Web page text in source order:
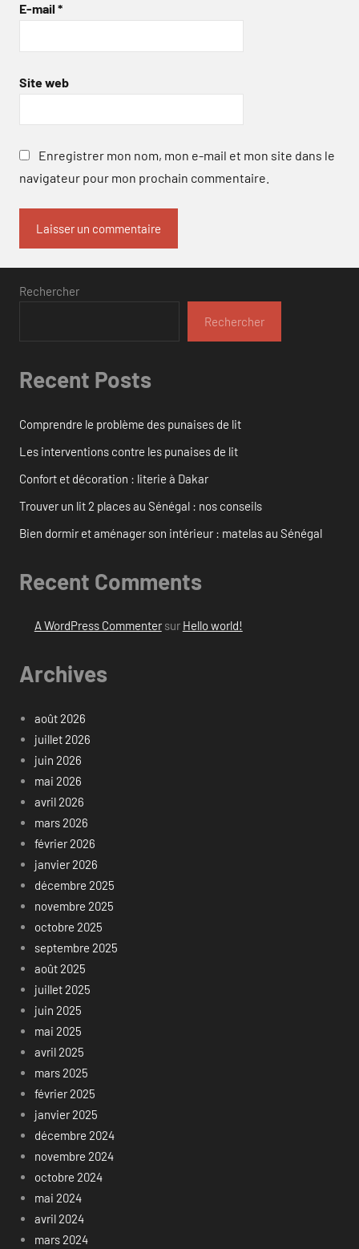
E-mail *
Site web
Enregistrer mon nom, mon e-mail et mon site dans le
navigateur pour mon prochain commentaire.
Rechercher
Rechercher
Recent Posts
Comprendre le problème des punaises de lit
Les interventions contre les punaises de lit
Confort et décoration : literie à Dakar
Trouver un lit 2 places au Sénégal : nos conseils
Bien dormir et aménager son intérieur : matelas au Sénégal
Recent Comments
A WordPress Commentersur Hello world!
Archives
août 2026
juillet 2026
juin 2026
mai 2026
avril 2026
mars 2026
février 2026
janvier 2026
décembre 2025
novembre 2025
octobre 2025
septembre 2025
août 2025
juillet 2025
juin 2025
mai 2025
avril 2025
mars 2025
février 2025
janvier 2025
décembre 2024
novembre 2024
octobre 2024
mai 2024
avril 2024
mars 2024